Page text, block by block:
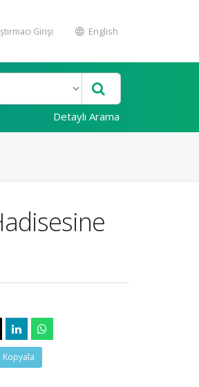
Girişi English
Detaylı Arama
Kopyala